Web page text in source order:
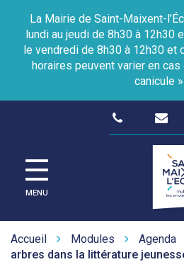
La Mairie de Saint-Maixent-
lundi au jeudi de 8h30 à 12h30
le vendredi de 8h30 à 12h30 et
horaires peuvent varier en cas
canicule »
MENU
Site
de
Ville
de
Accueil Modules Agenda
arbres dans la littérature